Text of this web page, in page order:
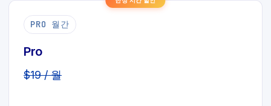
PRO 월간
Pro
$19 / 월